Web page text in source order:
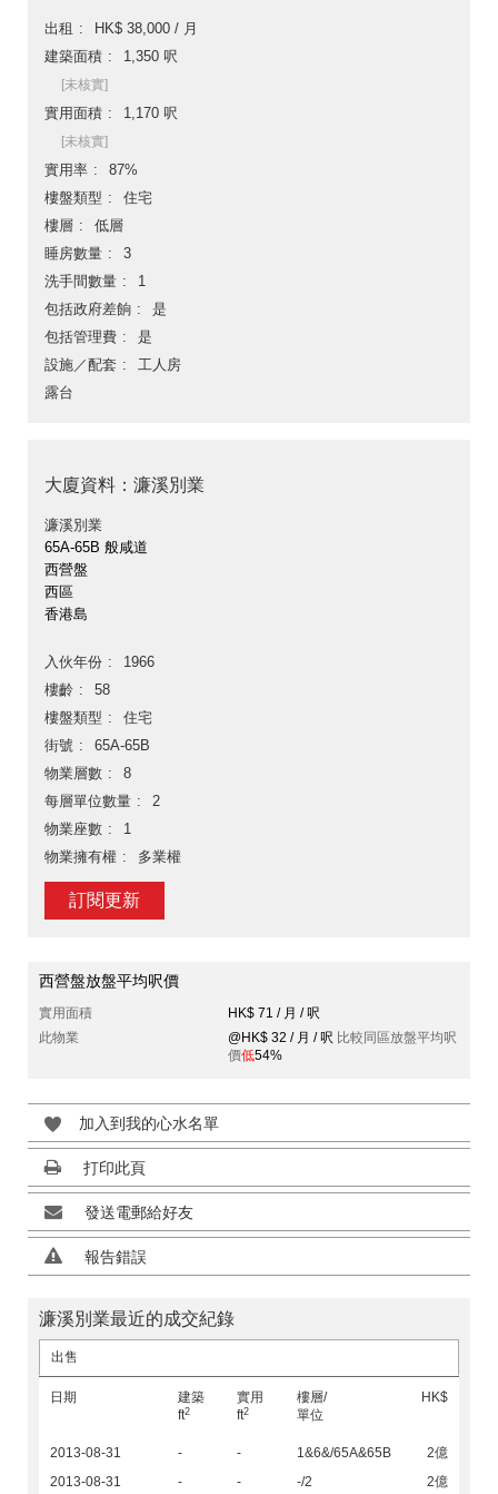
出租
HK$ 38,000 / 月
建築面積
1,350 呎
[未核實]
實用面積 1,170 呎
[未核實]
實用率
87%
樓盤類型
住宅
樓層
低層
睡房數量
3
洗手間數量
1
包括政府差餉
是
包括管理費
是
設施／配套
工人房
露台
大廈資料：濂溪別業
濂溪別業
65A-65B 般咸道
西營盤
西區
香港島
入伙年份
1966
樓齡
58
樓盤類型
住宅
街號
65A-65B
物業層數
8
每層單位數量
2
物業座數
1
物業擁有權
多業權
訂閱更新
西營盤放盤平均呎價
實用面積
HK$ 71 / 月 / 呎
此物業
@HK$ 32 / 月 / 呎 比較同區放盤平均呎
價低54%
加入到我的心水名單
打印此頁
發送電郵給好友
報告錯誤
濂溪別業最近的成交紀錄
出售
日期
建築
ft2
實用
ft2
樓層/
單位
HK$
2013-08-31 - - 1&6&/65A&65B
2億
2013-08-31
- - -/2
2億